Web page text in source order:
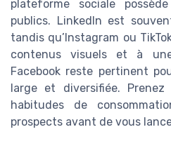
plateforme sociale
publics. LinkedIn est
tandis qu’Instagram ou
contenus visuels et à
Facebook reste pertinent
large et diversifiée.
habitudes de
prospects avant de vous